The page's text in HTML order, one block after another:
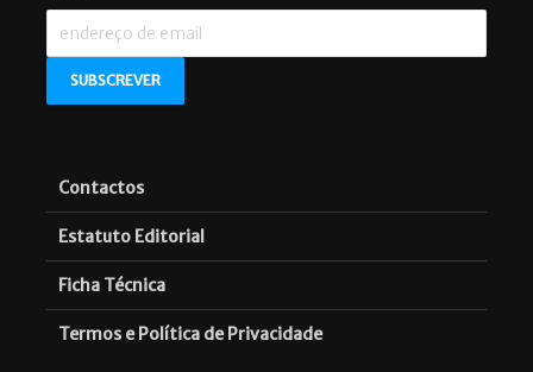
Contactos
Estatuto Editorial
Ficha Técnica
Termos e Política de Privacidade